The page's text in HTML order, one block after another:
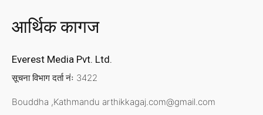
आर्थिक कागज
Everest Media Pvt. Ltd.
सूचना विभाग दर्ता नंः 3422
Bouddha ,Kathmandu arthikkagaj.com@gmail.com